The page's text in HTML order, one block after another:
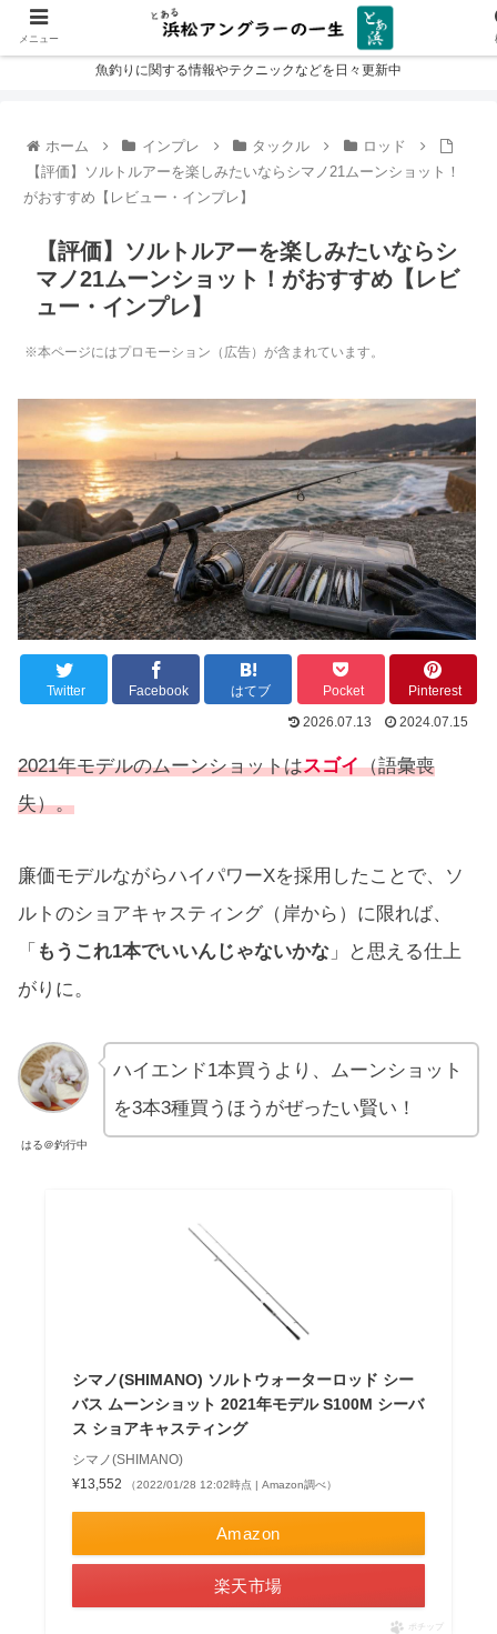
魚釣りに関する情報やテクニックなどを日々更新中
ホーム インプレ タックル
ロッド
【評価】ソルトルアーを楽しみたいならシマノ21ムーンショット！
がおすすめ【レビュー・インプレ】
【評価】ソルトルアーを楽しみたいならシ
マノ21ムーンショット！がおすすめ【レビ
ュー・インプレ】
※本ページにはプロモーション（広告）が含まれています。
Twitter Facebook はてブ Pocket
Pinterest
2026.07.13
2024.07.15
2021年モデルのムーンショットはスゴイ（語彙喪
失）。
廉価モデルながらハイパワーXを採用したことで、ソ
ルトのショアキャスティング（岸から）に限れば、
「 もうこれ1本でいいんじゃないかな 」と思える仕上
がりに。
はる＠釣行中
ハイエンド1本買うより、ムーンショット
を3本3種買うほうがぜったい賢い！
シマノ(SHIMANO) ソルトウォーターロッド シー
バス ムーンショット 2021年モデル S100M シーバ
ス ショアキャスティング
シマノ(SHIMANO)
¥13,552
（2022/01/28 12:02時点 | Amazon調べ）
Amazon
楽天市場
ポチップ
メニュー